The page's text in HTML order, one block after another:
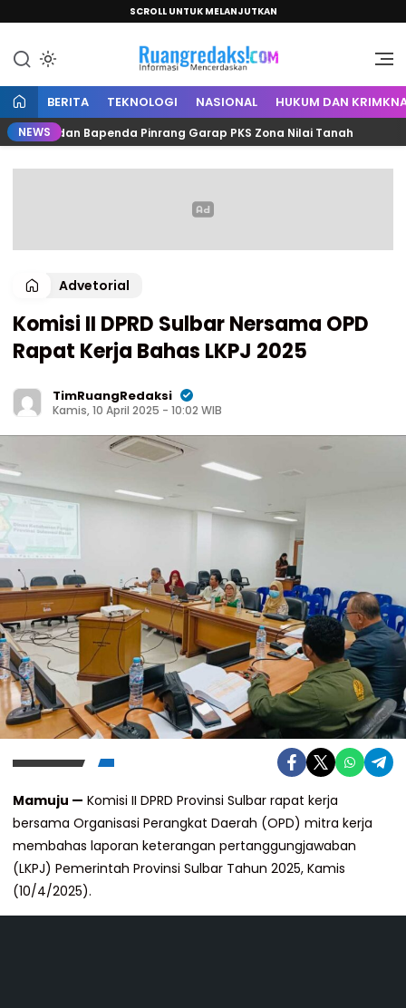
SCROLL UNTUK MELANJUTKAN
Ruang Redaksi
Informasi Mencerdaskan
BERITA TEKNOLOGI NASIONAL HUKUM DAN
NEWS
dan Bapenda Pinrang Garap PKS Zona Nilai Tanah
Advetorial
Komisi II DPRD Sulbar Nersama OPD
Rapat Kerja Bahas LKPJ 2025
TimRuangRedaksi
Kamis, 10 April 2025 - 10:02 WIB
Mamuju — Komisi II DPRD Provinsi Sulbar rapat kerja
bersama Organisasi Perangkat Daerah (OPD) mitra kerja
membahas laporan keterangan pertanggungjawaban
(LKPJ) Pemerintah Provinsi Sulbar Tahun 2025, Kamis
(10/4/2025).